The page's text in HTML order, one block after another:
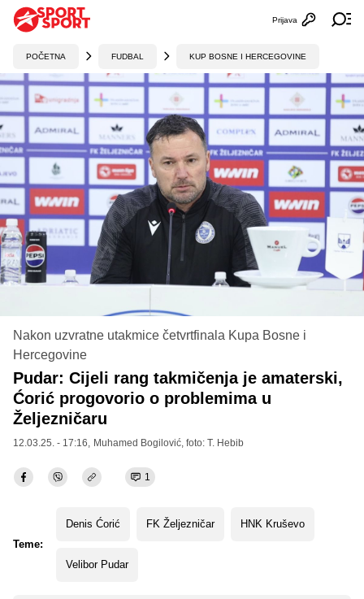
Otvori
Prijava
POČETNA FUDBAL KUP BOSNE I HERCEGOVINE
Nakon uzvratne utakmice četvrtfinala Kupa Bosne i
Hercegovine
Pudar: Cijeli rang takmičenja je amaterski,
Ćorić progovorio o problemima u
Željezničaru
12.03.25. - 17:16, Muhamed Bogilović , foto: T. Hebib
1
Teme:
Denis Ćorić FK Željezničar HNK Kruševo
Velibor Pudar